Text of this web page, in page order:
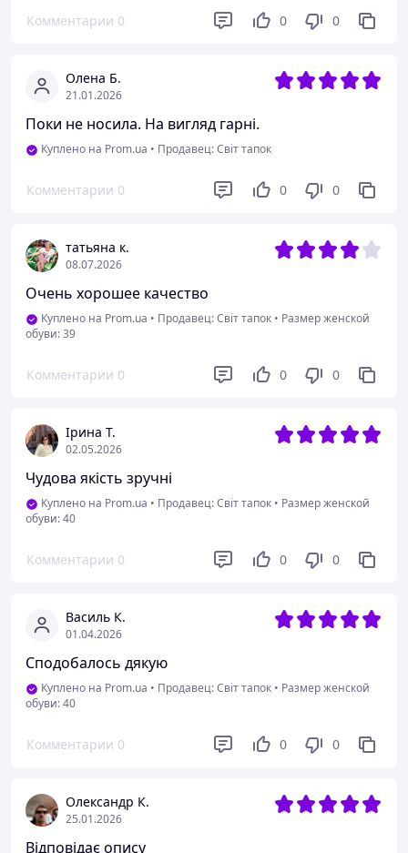
Комментарии 0 0 0
Олена Б.
21.01.2026
Поки не носила. На вигляд гарні.
Куплено на Prom.ua • Продавец: Світ тапок
Комментарии 0 0 0
татьяна к.
08.07.2026
Очень хорошее качество
Куплено на Prom.ua • Продавец: Світ тапок • Размер женской
обуви: 39
Комментарии 0 0 0
Ірина Т.
02.05.2026
Чудова якість зручні
Куплено на Prom.ua • Продавец: Світ тапок • Размер женской
обуви: 40
Комментарии 0 0 0
Василь К.
01.04.2026
Сподобалось дякую
Куплено на Prom.ua • Продавец: Світ тапок • Размер женской
обуви: 40
Комментарии 0 0 0
Олександр К.
25.01.2026
Відповідає опису